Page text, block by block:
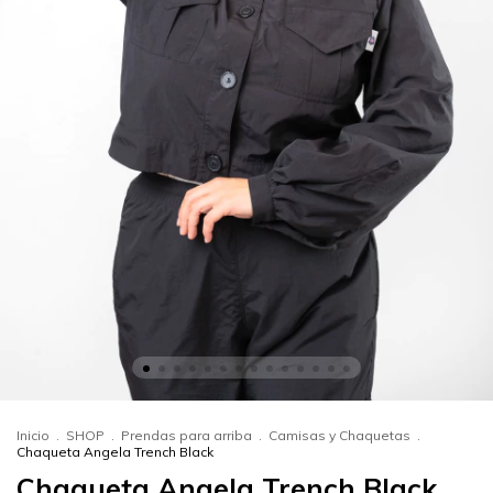
Inicio . SHOP . Prendas para arriba . Camisas y Chaquetas .
Chaqueta Angela Trench Black